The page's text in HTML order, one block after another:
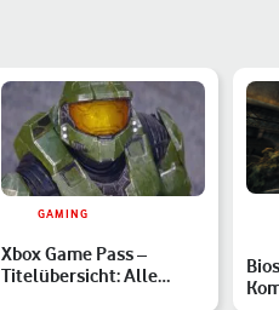
GAMING
Xbox Game Pass –
Titelübersicht: Alle